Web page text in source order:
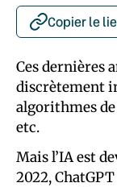
Copier le
Ces dernières
discrètement
algorithmes
etc.
Mais l’IA est
2022,